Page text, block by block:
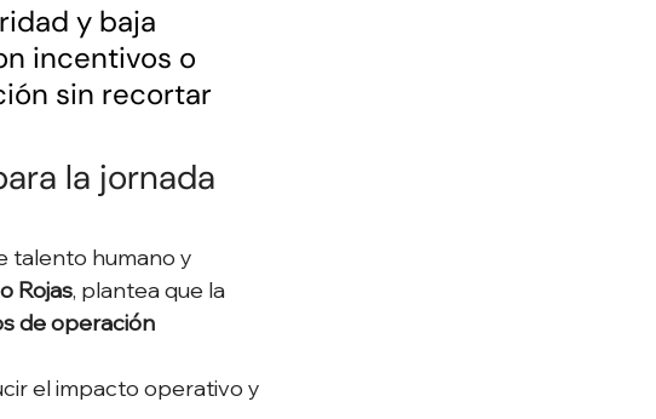
y baja
incentivos o
sin recortar
la jornada
talento humano y
Rojas, plantea que la
de operación
el impacto operativo y